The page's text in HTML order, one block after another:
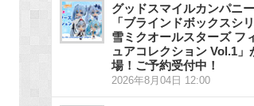
グッドスマイルカンパニ
「ブラインドボックスシ
雪ミクオールスターズ フ
ュアコレクション Vol.1」
場！ご予約受付中！
2026年8月04日 12:00